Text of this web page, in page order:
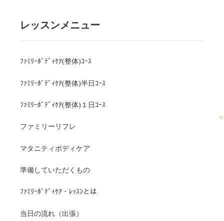
レッスンメニュー
ﾌｧﾐﾘｰﾎﾞﾃﾞｨｹｱ(整体)ｺｰｽ
ﾌｧﾐﾘｰﾎﾞﾃﾞｨｹｱ(整体)半日ｺｰｽ
ﾌｧﾐﾘｰﾎﾞﾃﾞｨｹｱ(整体)１日ｺｰｽ
ファミリーリフレ
マタニティボディケア
準備していただくもの
ﾌｧﾐﾘｰﾎﾞﾃﾞｨｹｱ・ﾚｯｽﾝとは
当日の流れ（出張）